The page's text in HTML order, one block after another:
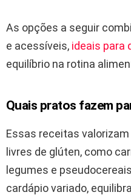
As opções a seguir
e acessíveis, ideais para
equilíbrio na rotina
Quais pratos fazem
Essas receitas
livres de glúten, como
legumes e
cardápio variado,